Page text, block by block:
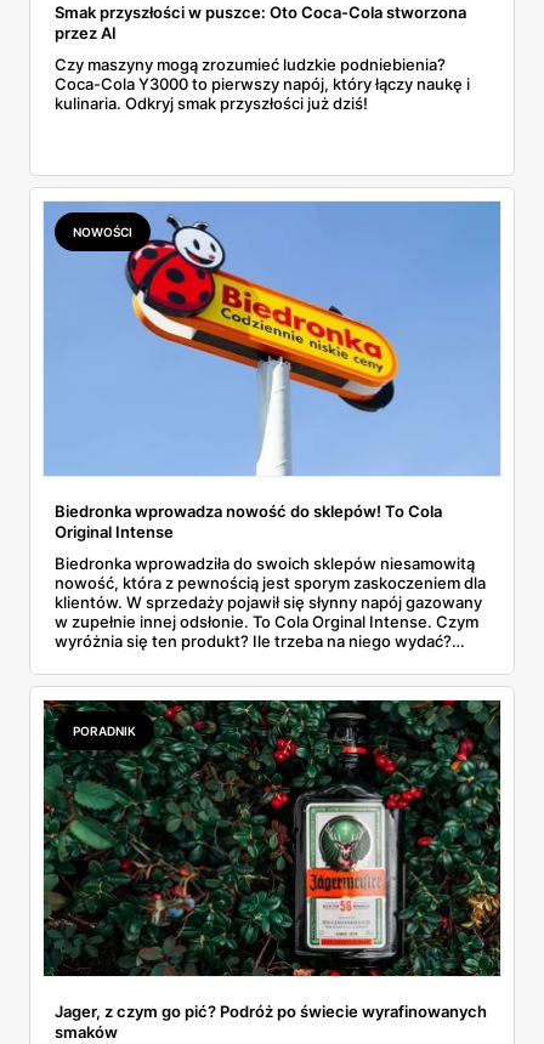
Smak przyszłości w puszce: Oto Coca-Cola stworzona
przez AI
Czy maszyny mogą zrozumieć ludzkie podniebienia?
Coca-Cola Y3000 to pierwszy napój, który łączy naukę i
kulinaria. Odkryj smak przyszłości już dziś!
NOWOŚCI
Biedronka wprowadza nowość do sklepów! To Cola
Original Intense
Biedronka wprowadziła do swoich sklepów niesamowitą
nowość, która z pewnością jest sporym zaskoczeniem dla
klientów. W sprzedaży pojawił się słynny napój gazowany
w zupełnie innej odsłonie. To Cola Orginal Intense. Czym
wyróżnia się ten produkt? Ile trzeba na niego wydać?
PORADNIK
Jager, z czym go pić? Podróż po świecie wyrafinowanych
smaków